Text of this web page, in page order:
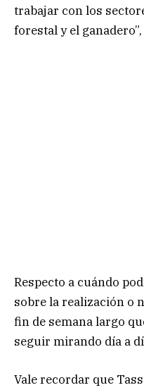
trabajar con los
forestal y el
Respecto a cuándo
sobre la realización o
fin de semana largo
seguir mirando día a
Vale recordar que